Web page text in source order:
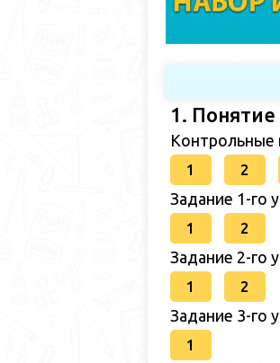
1. Понятие
Контрольные
1 2
Задание 1-го
1 2
Задание 2-го
1 2
Задание 3-го
1